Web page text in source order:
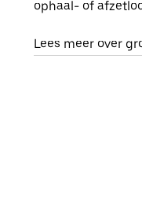
ophaal- of
Lees meer over